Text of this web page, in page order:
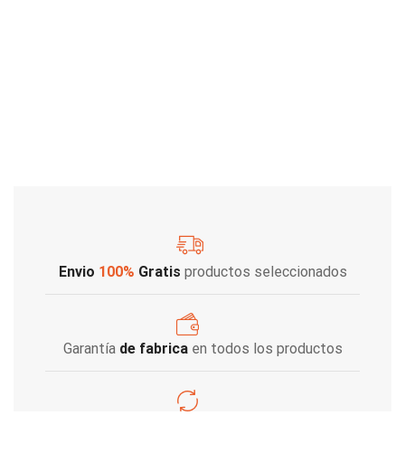
Envio 100% Gratis productos seleccionados
Garantía de fabricaen todos los productos